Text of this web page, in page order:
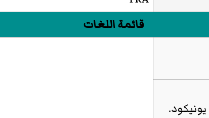
قائمة اللغات
يونيكود.